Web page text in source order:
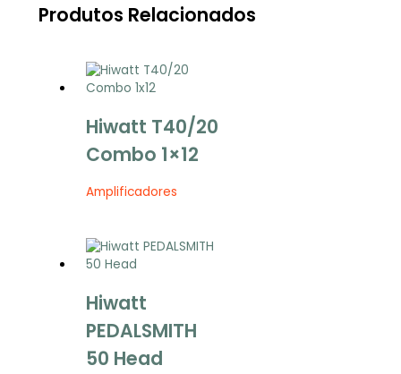
Produtos Relacionados
Hiwatt T40/20
Combo 1×12
Amplificadores
Hiwatt
PEDALSMITH
50 Head